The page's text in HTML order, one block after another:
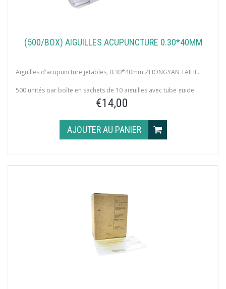
(500/BOX) AIGUILLES ACUPUNCTURE 0.30*40MM
Aiguilles d'acupuncture jetables, 0.30*40mm ZHONGYAN TAIHE.
500 unités par boîte en sachets de 10 aiguilles avec tube guide.
€14,00
AJOUTER AU PANIER